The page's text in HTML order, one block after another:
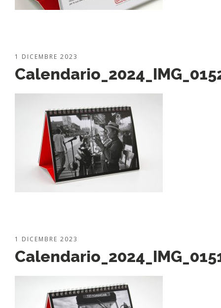
1 DICEMBRE 2023
1 DICEMBRE 2023